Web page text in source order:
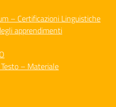
– Certificazioni Linguistiche
apprendimenti
– Materiale